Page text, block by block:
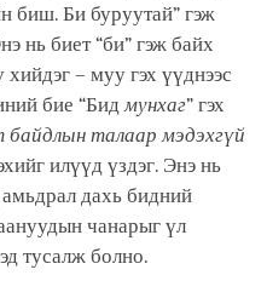
биш. Би буруутай” гэж
нь биет “би” гэж байх
хийдэг – муу гэх үүднээс
бие “Бидмунхаг” гэх
байдлын талаар мэдэхгүй
илүүд үздэг. Энэ нь
дахь бидний
чанарыг үл
тусалж болно.